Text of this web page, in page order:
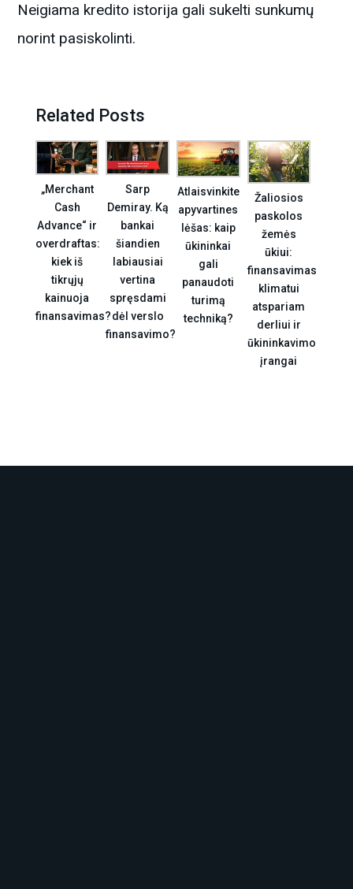
Neigiama kredito istorija gali sukelti sunkumų
norint pasiskolinti.
Related Posts
„Merchant
Cash
Advance“ ir
overdraftas:
kiek iš
tikrųjų
kainuoja
finansavimas?
Sarp
Demiray. Ką
bankai
šiandien
labiausiai
vertina
spręsdami
dėl verslo
finansavimo?
Atlaisvinkite
apyvartines
lėšas: kaip
ūkininkai
gali
panaudoti
turimą
techniką?
Žaliosios
paskolos
žemės
ūkiui:
finansavimas
klimatui
atspariam
derliui ir
ūkininkavimo
įrangai